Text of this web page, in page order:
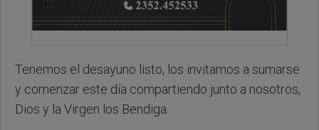
Tenemos el desayuno listo, los invitamos a sumarse
y comenzar este día compartiendo junto a nosotros,
Dios y la Virgen los Bendiga.